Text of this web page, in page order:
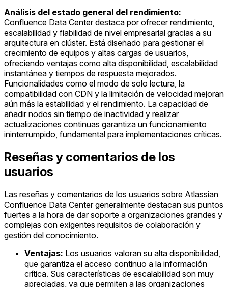
Análisis del estado general del rendimiento:
Confluence Data Center destaca por ofrecer rendimiento,
escalabilidad y fiabilidad de nivel empresarial gracias a su
arquitectura en clúster. Está diseñado para gestionar el
crecimiento de equipos y altas cargas de usuarios,
ofreciendo ventajas como alta disponibilidad, escalabilidad
instantánea y tiempos de respuesta mejorados.
Funcionalidades como el modo de solo lectura, la
compatibilidad con CDN y la limitación de velocidad mejoran
aún más la estabilidad y el rendimiento. La capacidad de
añadir nodos sin tiempo de inactividad y realizar
actualizaciones continuas garantiza un funcionamiento
ininterrumpido, fundamental para implementaciones críticas.
Reseñas y comentarios de los
usuarios
Las reseñas y comentarios de los usuarios sobre Atlassian
Confluence Data Center generalmente destacan sus puntos
fuertes a la hora de dar soporte a organizaciones grandes y
complejas con exigentes requisitos de colaboración y
gestión del conocimiento.
Ventajas: Los usuarios valoran su alta disponibilidad,
que garantiza el acceso continuo a la información
crítica. Sus características de escalabilidad son muy
apreciadas, ya que permiten a las organizaciones